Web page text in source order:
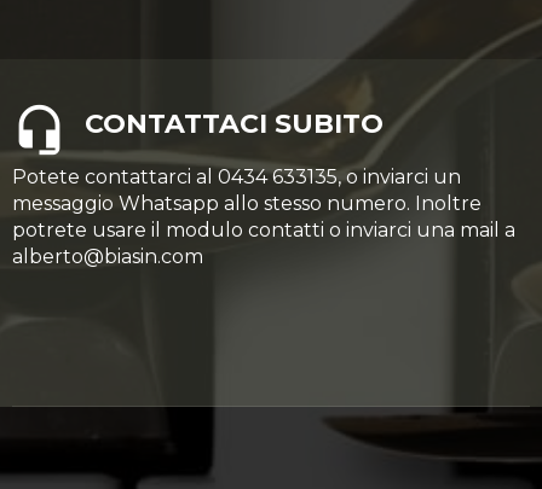
CONTATTACI SUBITO
Potete contattarci al 0434 633135, o inviarci un
messaggio Whatsapp allo stesso numero. Inoltre
potrete usare il modulo contatti o inviarci una mail a
alberto@biasin.com